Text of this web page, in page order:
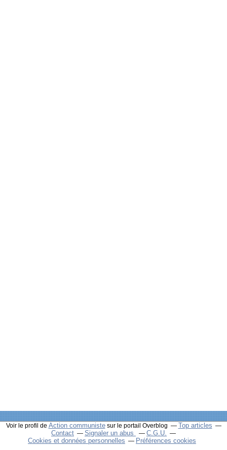
Voir le profil de Action communistesur le portail Overblog
Top articles
Contact
Signaler un abus
C.G.U.
Cookies et données personnelles
Préférences cookies